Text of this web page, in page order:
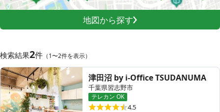
いいオフィス（コワーキングスペース）
いい会議室（会議室専用スペース）
FCオーナー募集
コワーキング運営DXシステム
E Solution
地図から探す
検索結果2件 （1〜2件を表示）
津田沼 by i-Office TSUDANUMA
千葉県習志野市
テレカン OK
4.5